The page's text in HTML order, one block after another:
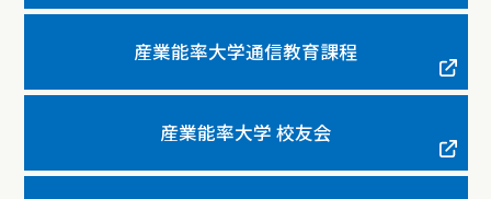
産業能率大学通信教育課程
産業能率大学 校友会